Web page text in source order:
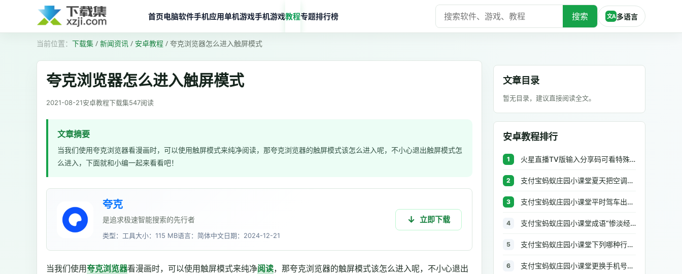
首页电脑软件手机应用单机游戏手机游戏教程专题排行榜 搜索 文A 多语言
下载集 / 新闻资讯 / 安卓教程 / 夸克浏览器怎么进入触屏模式
夸克浏览器怎么进入触屏模式
2021-08-21安卓教程下载集547阅读
文章摘要
当我们使用夸克浏览器看漫画时，可以使用触屏模式来纯净阅读，那夸克浏览器的触屏模式该怎么进入呢，不小心退出触屏模式怎
么进入，下面就和小编一起来看看吧！
夸克
是追求极速智能搜索的先行者
类型：工具大小：115 MB语言：简体中文日期：2024-12-21
立即下载
当我们使用夸克浏览器看漫画时，可以使用触屏模式来纯净阅读，那夸克浏览器的触屏模式该怎么进入呢，不小心退出
文章目录
暂无目录，建议直接阅读全文。
安卓教程排行
1 火星直播TV版输入分享码可看特殊频道方法介绍
2 支付宝蚂蚁庄园小课堂夏天把空调和电风扇一起开，这种做法
3 支付宝蚂蚁庄园小课堂平时驾车出行，什么地方不能随便停车
4 支付宝蚂蚁庄园小课堂成语“惨淡经营”中“惨淡”的意思是
5 支付宝蚂蚁庄园小课堂下列哪种行为可能引起厨房火灾
6 支付宝蚂蚁庄园小课堂更换手机号后，原来绑定的银行信息需要修改吗